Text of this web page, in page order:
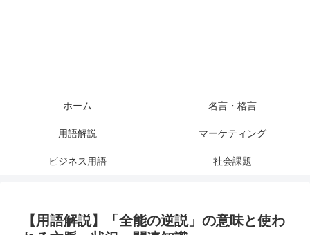
ホーム 名言・格言
用語解説 マーケティング
ビジネス用語 社会課題
【用語解説】「全能の逆説」の意味と使わ